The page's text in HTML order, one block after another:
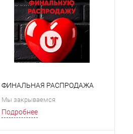
Контакты
Одеть ресторан
ФИНАЛЬНАЯ РАСПРОДАЖА
Мы закрываемся
Подробнее